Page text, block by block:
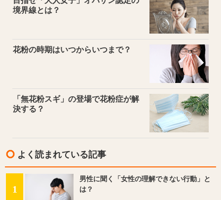
境界線とは？
花粉の時期はいつからいつまで？
「無花粉スギ」の登場で花粉症が解
決する？
よく読まれている記事
1
男性に聞く「女性の理解できない行動」と
は？